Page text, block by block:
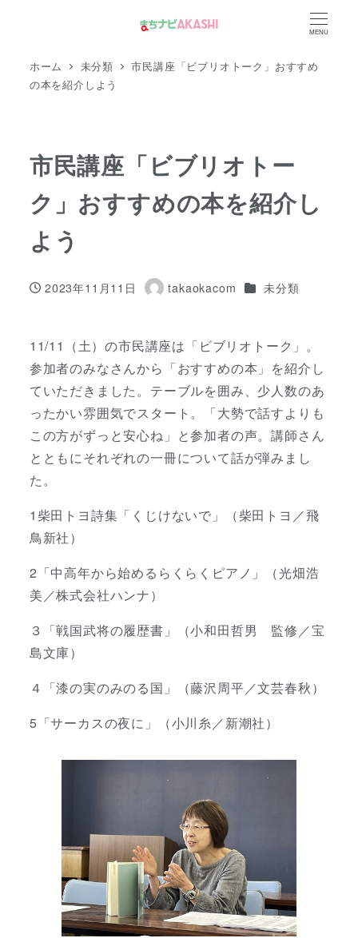
MENU
ホーム 未分類
市民講座「ビブリオトーク」おすすめ
の本を紹介しよう
市民講座「ビブリオトー
ク」おすすめの本を紹介し
よう
投稿日
2023年11月11日
著
takaokacom カテゴリー
未分類
11/11（土）の市民講座は「ビブリオトーク」。
参加者のみなさんから「おすすめの本」を紹介し
ていただきました。テーブルを囲み、少人数のあ
ったかい雰囲気でスタート。「大勢で話すよりも
この方がずっと安心ね」と参加者の声。講師さん
とともにそれぞれの一冊について話が弾みまし
た。
1柴田トヨ詩集「くじけないで」（柴田トヨ／飛
鳥新社）
2「中高年から始めるらくらくピアノ」（光畑浩
美／株式会社ハンナ）
３「戦国武将の履歴書」（小和田哲男 監修／宝
島文庫）
４「漆の実のみのる国」（藤沢周平／文芸春秋）
5「サーカスの夜に」（小川糸／新潮社）